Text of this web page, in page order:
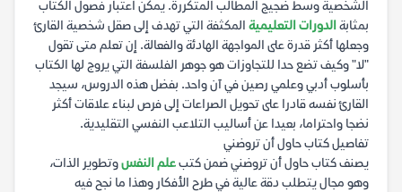
الشخصية وسط ضجيج المطالب المتكررة. يمكن اعتبار فصول الكتاب
بمثابةالدورات التعليمية المكثفة التي تهدف إلى صقل شخصية القارئ
وجعلها أكثر قدرة على المواجهة الهادئة والفعالة. إن تعلم متى تقول
"لا" وكيف تضع حدا للتجاوزات هو جوهر الفلسفة التي يروج لها الكتاب
بأسلوب أدبي وعلمي رصين في آن واحد. بفضل هذه الدروس، سيجد
القارئ نفسه قادرا على تحويل الصراعات إلى فرص لبناء علاقات أكثر
نضجا واحتراما، بعيدا عن أساليب التلاعب النفسي التقليدية.
تفاصيل كتاب حاول أن تروضني
يصنف كتاب حاول أن تروضني ضمن كتبعلم النفسوتطوير الذات،
وهو مجال يتطلب دقة عالية في طرح الأفكار وهذا ما نجح فيه